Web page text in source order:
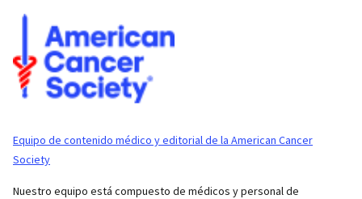
Equipo de contenido médico y editorial de la American Cancer
Society
Nuestro equipo está compuesto de médicos y personal de